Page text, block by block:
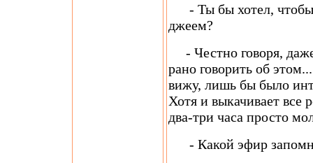
- Ты бы хотел, чтобы
джеем?
- Честно говоря,
рано говорить об
вижу, лишь бы было
Хотя и выкачивает все
два-три часа просто
- Какой эфир